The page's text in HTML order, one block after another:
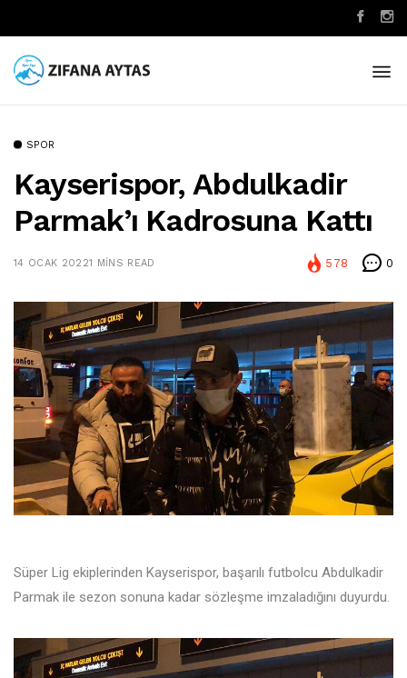
SPOR
Kayserispor, Abdulkadir
Parmak’ı Kadrosuna Kattı
14 OCAK 20221 MINS READ 578 0
Süper Lig ekiplerinden Kayserispor, başarılı futbolcu Abdulkadir
Parmak ile sezon sonuna kadar sözleşme imzaladığını duyurdu.